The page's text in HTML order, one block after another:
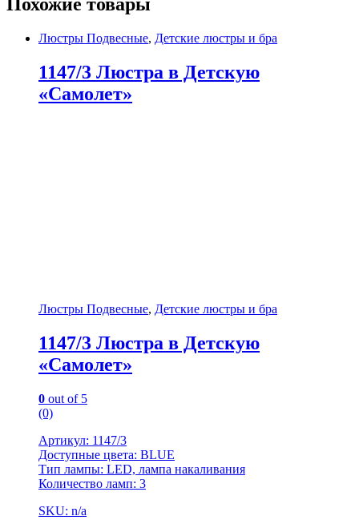
Люстры Подвесные, Детские люстры и бра
1147/3 Люстра в Детскую
«Самолет»
Люстры Подвесные, Детские люстры и бра
1147/3 Люстра в Детскую
«Самолет»
0 out of 5
(0)
Артикул: 1147/3
Доступные цвета: BLUE
Тип лампы: LED, лампа накаливания
Количество ламп: 3
SKU: n/a